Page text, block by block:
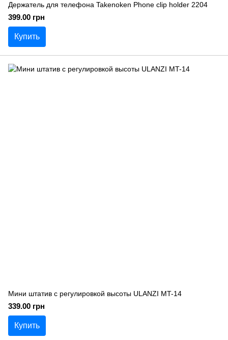
Держатель для телефона Takenoken Phone clip holder 2204
399.00 грн
Купить
Мини штатив с регулировкой высоты ULANZI MT-14
339.00 грн
Купить